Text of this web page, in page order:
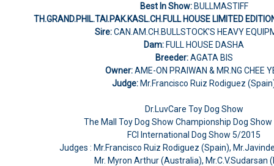
Best In Show:BULLMASTIFF
TH.GRAND.PHIL.TAI.PAK.KASL.CH.FULL HOUSE LIMITED
Sire:CAN.AM.CH.BULLSTOCK'S HEAVY
Dam:FULL HOUSE DASHA
Breeder:AGATA BIS
Owner:AME-ON PRAIWAN & MR.NG CHEE
Judge:Mr.Francisco Ruiz Rodiguez
Dr.LuvCare Toy Dog Show
The Mall Toy Dog Show Championship Dog
FCI International Dog Show 5/2015
Judges : Mr.Francisco Ruiz Rodiguez (Spain),
Mr. Myron Arthur (Australia), Mr.C.V.Sudarsan